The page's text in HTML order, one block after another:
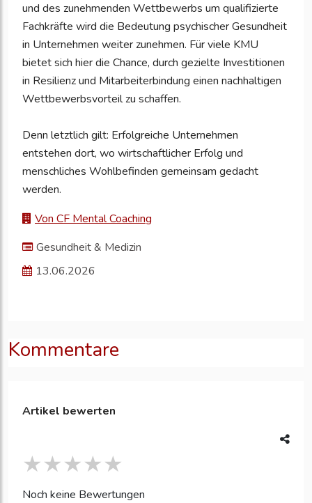
und des zunehmenden Wettbewerbs um qualifizierte
Fachkräfte wird die Bedeutung psychischer Gesundheit
in Unternehmen weiter zunehmen. Für viele KMU
bietet sich hier die Chance, durch gezielte Investitionen
in Resilienz und Mitarbeiterbindung einen nachhaltigen
Wettbewerbsvorteil zu schaffen.
Denn letztlich gilt: Erfolgreiche Unternehmen
entstehen dort, wo wirtschaftlicher Erfolg und
menschliches Wohlbefinden gemeinsam gedacht
werden.
Von CF Mental Coaching
Gesundheit & Medizin
13.06.2026
Kommentare
Artikel bewerten
Noch keine Bewertungen